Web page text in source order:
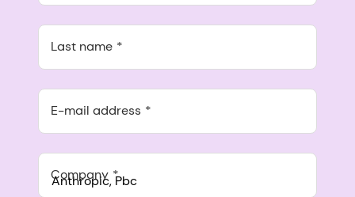
Last name
E-mail address
Company